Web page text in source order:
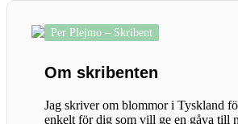
Per Plejmo – Skribent
Om skribenten
Jag skriver om blommor i Tyskland
enkelt för dig som vill ge en gåva till